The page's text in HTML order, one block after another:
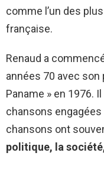
comme l’un des
française.
Renaud a
années 70 avec son
Paname » en 1976.
chansons
chansons ont
politique, la